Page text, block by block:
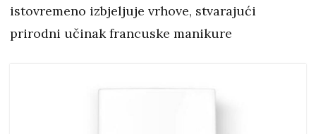
istovremeno izbjeljuje vrhove, stvarajući
prirodni učinak francuske manikure